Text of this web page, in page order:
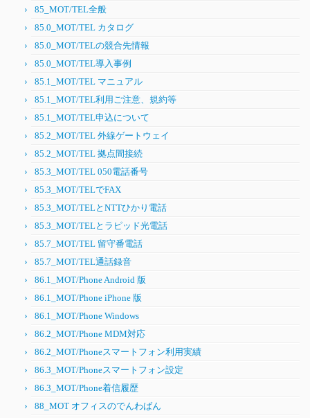
85_MOT/TEL全般
85.0_MOT/TEL カタログ
85.0_MOT/TELの競合先情報
85.0_MOT/TEL導入事例
85.1_MOT/TEL マニュアル
85.1_MOT/TEL利用ご注意、規約等
85.1_MOT/TEL申込について
85.2_MOT/TEL 外線ゲートウェイ
85.2_MOT/TEL 拠点間接続
85.3_MOT/TEL 050電話番号
85.3_MOT/TELでFAX
85.3_MOT/TELとNTTひかり電話
85.3_MOT/TELとラピッド光電話
85.7_MOT/TEL 留守番電話
85.7_MOT/TEL通話録音
86.1_MOT/Phone Android 版
86.1_MOT/Phone iPhone 版
86.1_MOT/Phone Windows
86.2_MOT/Phone MDM対応
86.2_MOT/Phoneスマートフォン利用実績
86.3_MOT/Phoneスマートフォン設定
86.3_MOT/Phone着信履歴
88_MOT オフィスのでんわばん